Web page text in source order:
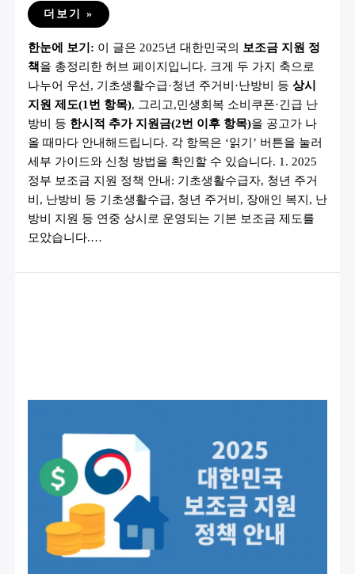
2025
민
정
부
보
조
금
지
원
총
정
리
|
상
시
제
도
+
한
더보기 »
한눈에 보기: 이 글은 2025년 대한민국의 보조금 지원 정
책을 총정리한 허브 페이지입니다. 크게 두 가지 축으로
나누어 우선, 기초생활수급·청년 주거비·난방비 등 상시
지원 제도(1번 항목), 그리고,민생회복 소비쿠폰·긴급 난
방비 등 한시적 추가 지원금(2번 이후 항목)을 공고가 나
올 때마다 안내해드립니다. 각 항목은 ‘읽기’ 버튼을 눌러
세부 가이드와 신청 방법을 확인할 수 있습니다. 1. 2025
정부 보조금 지원 정책 안내: 기초생활수급자, 청년 주거
비, 난방비 등 기초생활수급, 청년 주거비, 장애인 복지, 난
방비 지원 등 연중 상시로 운영되는 기본 보조금 제도를
모았습니다.…